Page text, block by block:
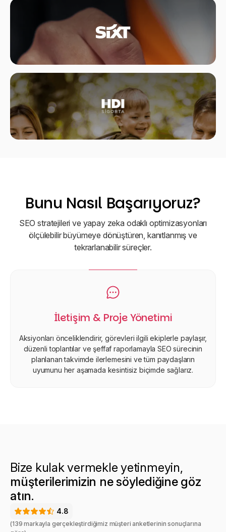
Bunu Nasıl Başarıyoruz?
SEO stratejileri ve yapay zeka odaklı optimizasyonları
ölçülebilir büyümeye dönüştüren, kanıtlanmış ve
tekrarlanabilir süreçler.
İletişim & Proje Yönetimi
Aksiyonları önceliklendirir, görevleri ilgili ekiplerle paylaşır,
düzenli toplantılar ve şeffaf raporlamayla SEO sürecinin
planlanan takvimde ilerlemesini ve tüm paydaşların
uyumunu her aşamada kesintisiz biçimde sağlarız.
Bize kulak vermekle yetinmeyin,
müşterilerimizin ne söylediğine göz
atın.
4.8
(139 markayla gerçekleştirdiğimiz müşteri anketlerinin sonuçlarına